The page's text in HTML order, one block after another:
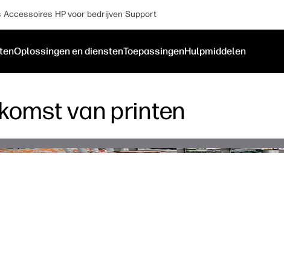
Accessoires HP voor bedrijven Support
Oplossingen en dienstenToepassingenHulpmiddelen
van printen